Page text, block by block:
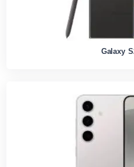
Galaxy